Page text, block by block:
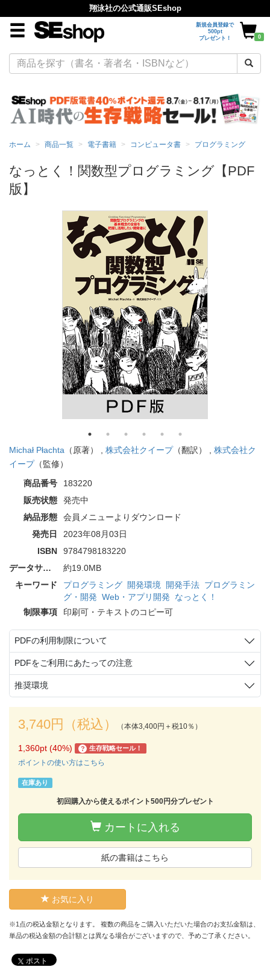
翔泳社の公式通販SEshop
新規会員登録で
500pt
プレゼント！
0
ホーム 商品一覧 電子書籍 コンピュータ書 プログラミング
なっとく！関数型プログラミング【PDF
版】
Michał Płachta （原著） , 株式会社クイープ（翻訳） , 株式会社ク
イープ（監修）
商品番号
183220
販売状態
発売中
納品形態
会員メニューよりダウンロード
発売日
2023年08月03日
ISBN
9784798183220
データサイズ
約19.0MB
キーワード
プログラミング 開発環境 開発手法 プログラミン
グ・開発 Web・アプリ開発
なっとく！
制限事項
印刷可・テキストのコピー可
PDFの利用制限について
PDFをご利用にあたっての注意
推奨環境
3,740円（税込） （本体3,400円＋税10％）
1,360pt (40%) ? 生存戦略セール！
ポイントの使い方はこちら
在庫あり
初回購入から使えるポイント500円分プレゼント
カートに入れる
紙の書籍はこちら
お気に入り
※1点の税込金額となります。 複数の商品をご購入いただいた場合のお支払金額は、
単品の税込金額の合計額とは異なる場合がございますので、予めご了承ください。
ポスト